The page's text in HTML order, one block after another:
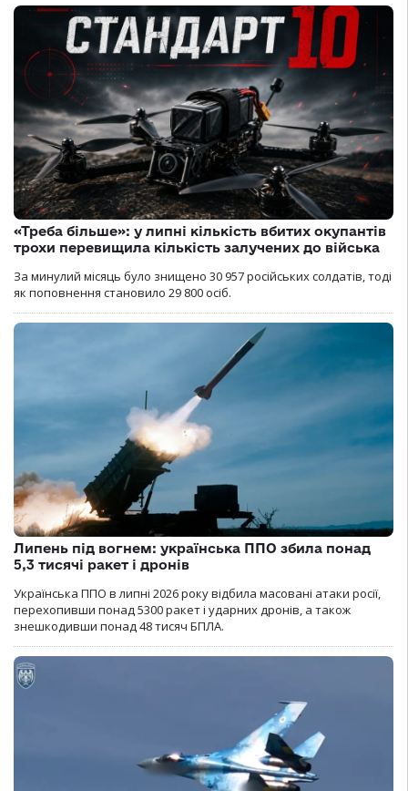
«Треба більше»: у липні кількість вбитих окупантів
трохи перевищила кількість залучених до війська
За минулий місяць було знищено 30 957 російських солдатів, тоді
як поповнення становило 29 800 осіб.
Липень під вогнем: українська ППО збила понад
5,3 тисячі ракет і дронів
Українська ППО в липні 2026 року відбила масовані атаки росії,
перехопивши понад 5300 ракет і ударних дронів, а також
знешкодивши понад 48 тисяч БПЛА.